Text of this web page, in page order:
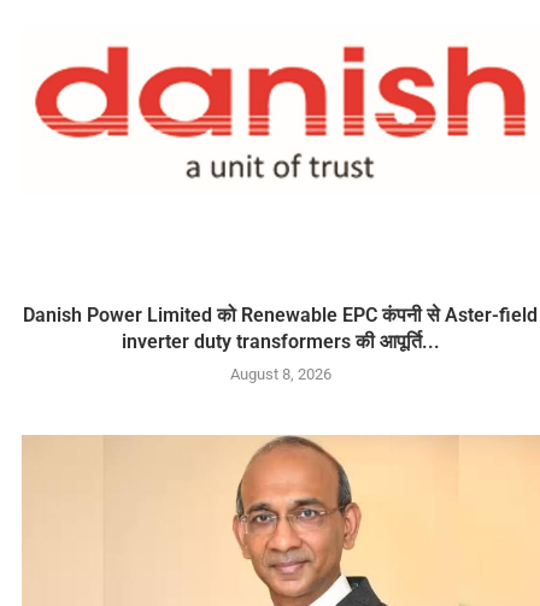
Danish Power Limited को Renewable EPC कंपनी से Aster-field
inverter duty transformers की आपूर्ति...
August 8, 2026